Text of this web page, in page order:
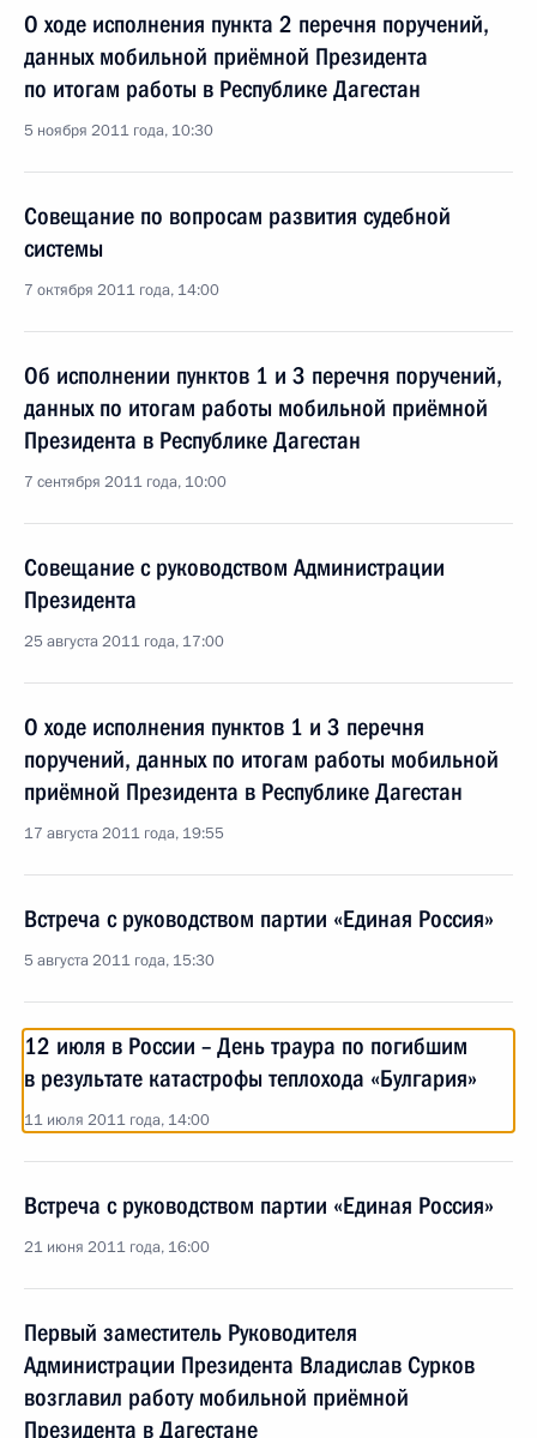
О ходе исполнения пункта 2 перечня поручений,
данных мобильной приёмной Президента
по итогам работы в Республике Дагестан
5 ноября 2011 года, 10:30
Совещание по вопросам развития судебной
системы
7 октября 2011 года, 14:00
Об исполнении пунктов 1 и 3 перечня поручений,
данных по итогам работы мобильной приёмной
Президента в Республике Дагестан
7 сентября 2011 года, 10:00
Совещание с руководством Администрации
Президента
25 августа 2011 года, 17:00
О ходе исполнения пунктов 1 и 3 перечня
поручений, данных по итогам работы мобильной
приёмной Президента в Республике Дагестан
17 августа 2011 года, 19:55
Встреча с руководством партии «Единая Россия»
5 августа 2011 года, 15:30
12 июля в России – День траура по погибшим
в результате катастрофы теплохода «Булгария»
11 июля 2011 года, 14:00
Встреча с руководством партии «Единая Россия»
21 июня 2011 года, 16:00
Первый заместитель Руководителя
Администрации Президента Владислав Сурков
возглавил работу мобильной приёмной
Президента в Дагестане